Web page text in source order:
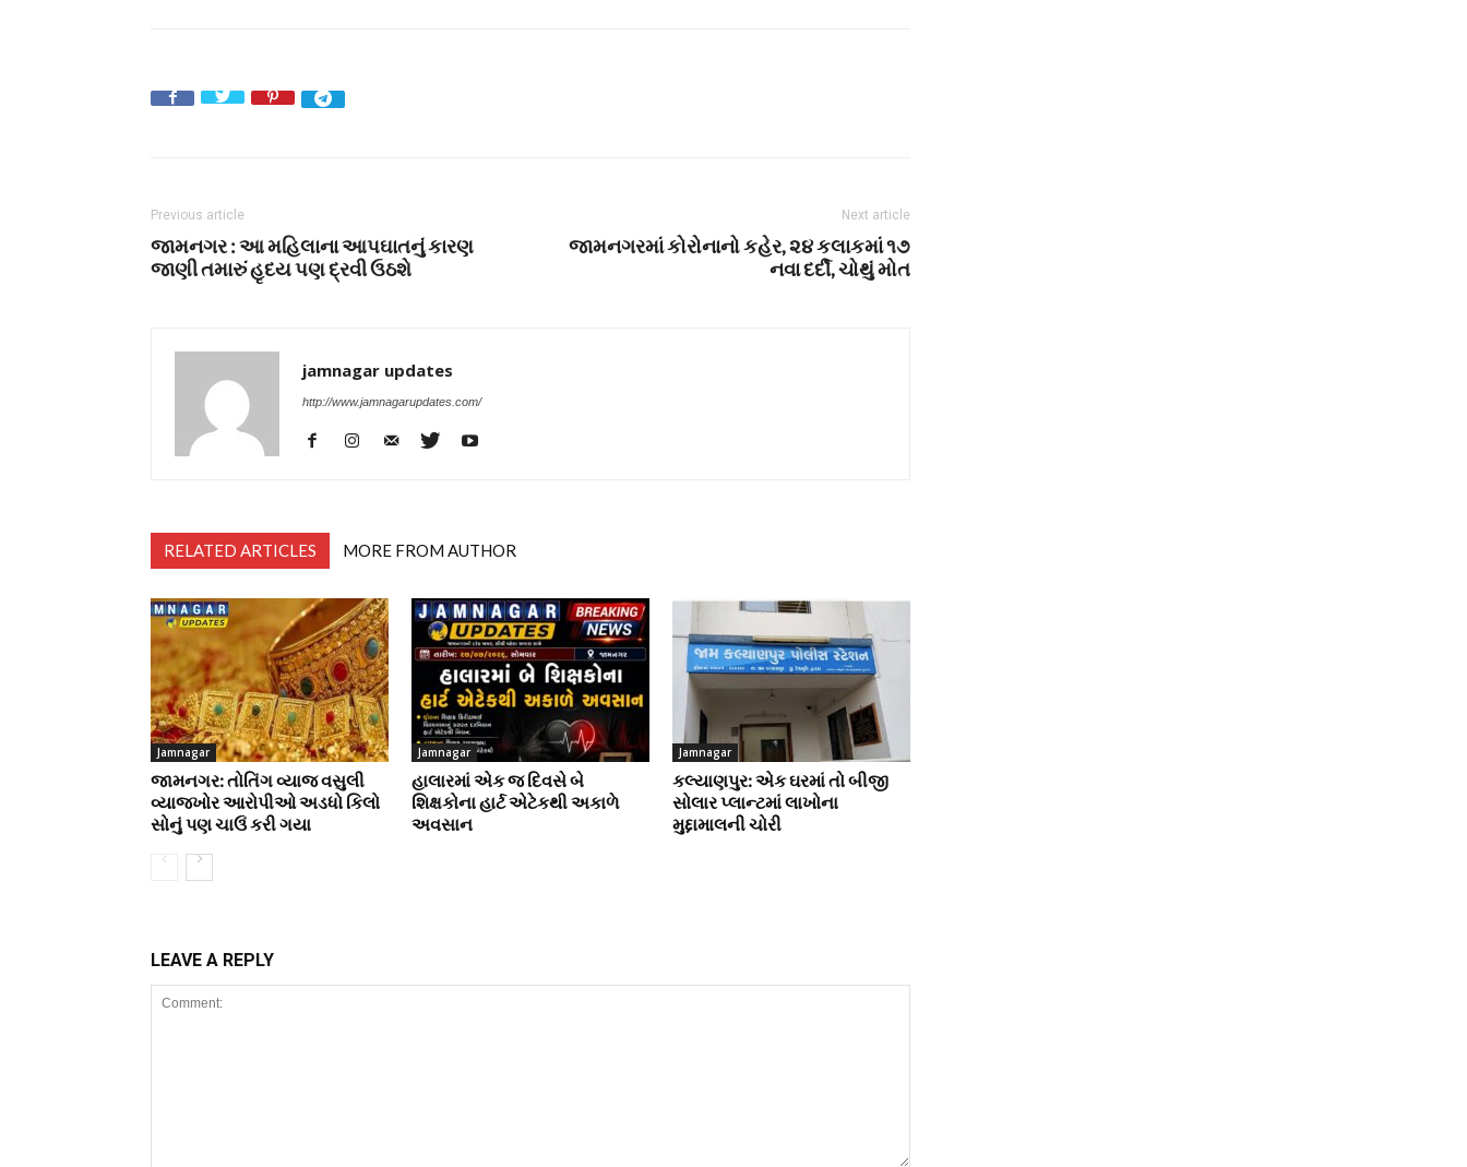
Previous article
જામનગર : આ મહિલાના આપઘાતનું કારણ
જાણી તમારું હૃદય પણ દ્રવી ઉઠશે
Next article
જામનગરમાં કોરોનાનો કહેર, ૨૪ કલાકમાં ૧૭
નવા દર્દી, ચોથું મોત
jamnagar updates
http://www.jamnagarupdates.com/
RELATED ARTICLES MORE FROM AUTHOR
Jamnagar
જામનગર: તોતિંગ વ્યાજ વસુલી
વ્યાજખોર આરોપીઓ અડધો કિલો
સોનું પણ ચાઉં કરી ગયા
Jamnagar
હાલારમાં એક જ દિવસે બે
શિક્ષકોના હાર્ટ એટેકથી અકાળે
અવસાન
Jamnagar
કલ્યાણપુર: એક ઘરમાં તો બીજી
સોલાર પ્લાન્ટમાં લાખોના
મુદ્દામાલની ચોરી
LEAVE A REPLY